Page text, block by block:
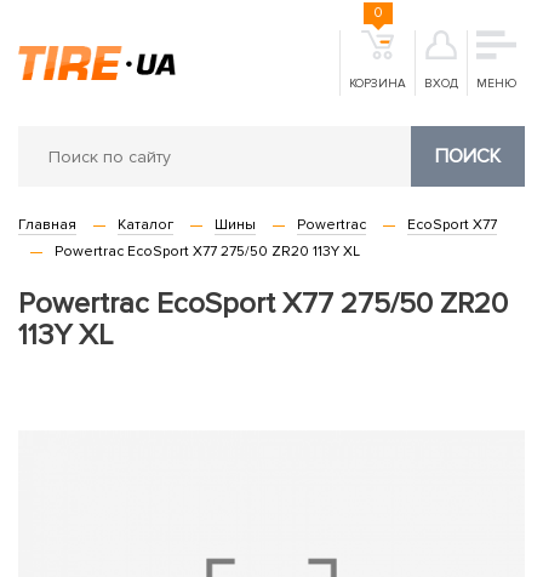
КОРЗИНА
0
ВХОД МЕНЮ
ПОИСК
Главная Каталог Шины Powertrac
EcoSport X77
Powertrac EcoSport X77 275/50 ZR20 113Y XL
Powertrac EcoSport X77 275/50 ZR20
113Y XL